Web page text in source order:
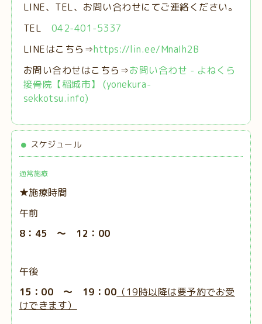
LINE、TEL、お問い合わせにてご連絡ください。
TEL 042-401-5337
LINEはこちら⇒https://lin.ee/MnaIh2B
お問い合わせはこちら⇒お問い合わせ - よねくら
接骨院【稲城市】 (yonekura-
sekkotsu.info)
スケジュール
通常施療
★施療時間
午前
8：45 ～ 12：00
午後
15：00 ～ 19：00 （19時以降は要予約でお受
けできます）